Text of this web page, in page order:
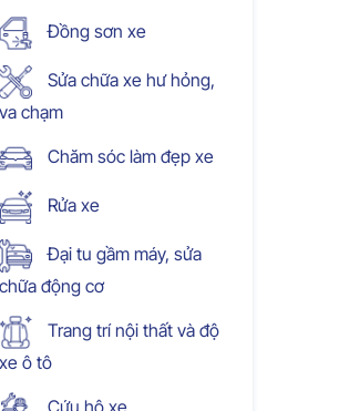
Đồng sơn xe
Sửa chữa xe hư hỏng,
va chạm
Chăm sóc làm đẹp xe
Rửa xe
Đại tu gầm máy, sửa
chữa động cơ
Trang trí nội thất và độ
xe ô tô